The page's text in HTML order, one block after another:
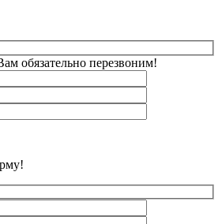
обязательно перезвоним!